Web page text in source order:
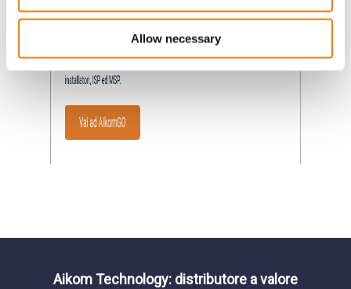
Allow necessary
Aikom Technology: distributore a valore